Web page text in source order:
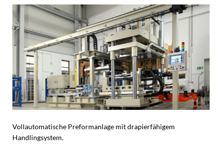
Vollautomatische Preformanlage mit drapierfähigem
Handlingsystem.